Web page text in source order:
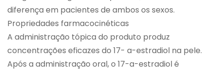
diferença em pacientes de ambos os sexos.
Propriedades farmacocinéticas
A administração tópica do produto produz
concentrações eficazes do 17- a-estradiol na pele.
Após a administração oral, o 17-a-estradiol é